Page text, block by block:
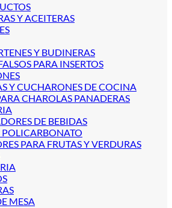
Y ACEITERAS
Y BUDINERAS
PARA INSERTOS
Y CUCHARONES DE COCINA
CHAROLAS PANADERAS
DE BEBIDAS
POLICARBONATO
PARA FRUTAS Y VERDURAS
MESA